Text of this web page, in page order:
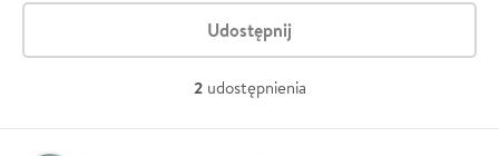
Udostępnij
2 udostępnienia